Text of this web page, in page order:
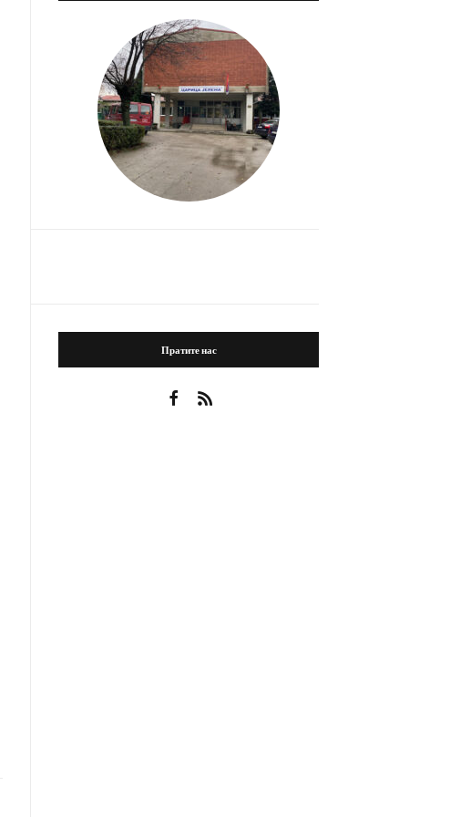
Пратите нас